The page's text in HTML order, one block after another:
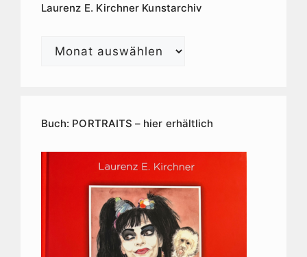
Laurenz E. Kirchner Kunstarchiv
Laurenz
Buch: PORTRAITS – hier erhältlich